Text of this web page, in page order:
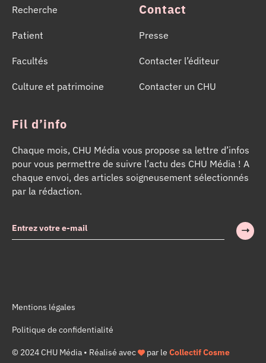
Recherche
Patient
Facultés
Culture et patrimoine
Contact
Presse
Contacter l’éditeur
Contacter un CHU
Fil d’info
Chaque mois, CHU Média vous propose sa lettre d’infos
pour vous permettre de suivre l’actu des CHU Média ! A
chaque envoi, des articles soigneusement sélectionnés
par la rédaction.
Mentions légales
Politique de confidentialité
© 2024 CHU Média • Réalisé avec par le Collectif Cosme